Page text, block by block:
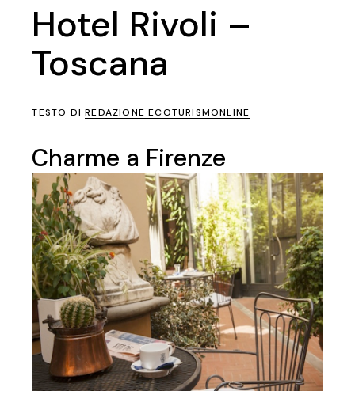
Hotel Rivoli –
Toscana
TESTO DIREDAZIONE ECOTURISMONLINE
Charme a Firenze